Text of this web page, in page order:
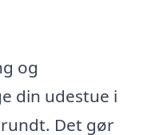
og
din udestue i
Det gør